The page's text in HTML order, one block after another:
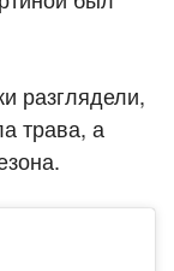
разглядели,
трава, а